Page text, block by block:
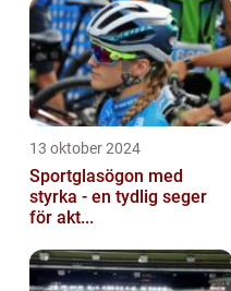
13 oktober 2024
Sportglasögon med
styrka - en tydlig seger
för akt...